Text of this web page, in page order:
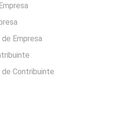
Empresa
Contribuinte